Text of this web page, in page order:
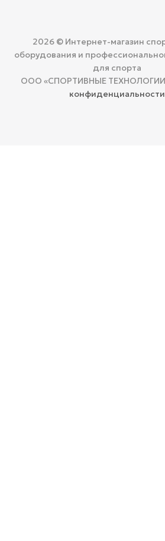
2026 © Интернет-магазин
оборудования и
для спорта
ООО «СПОРТИВНЫЕ
конфиденциальности